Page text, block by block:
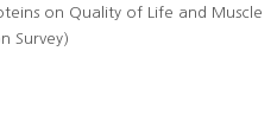
on Quality of Life and Muscle
Survey)